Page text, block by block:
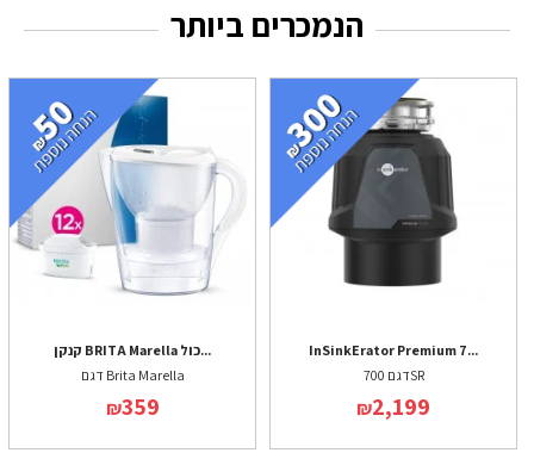
הנמכרים ביותר
קנקן BRITA Marella כול...
דגם Brita Marella
₪359
InSinkErator Premium 7...
דגם 700SR
₪2,199